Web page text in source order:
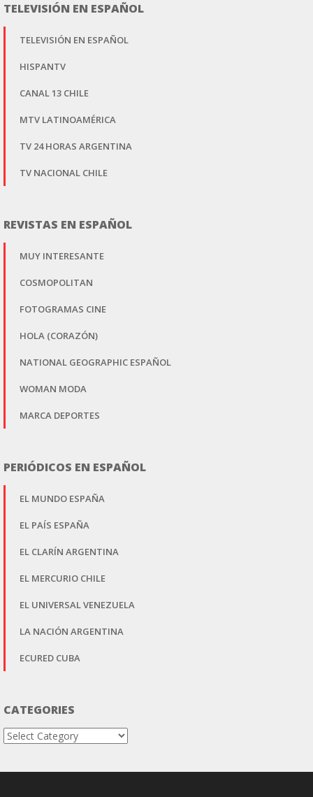
TELEVISIÓN EN ESPAÑOL
TELEVISIÓN EN ESPAÑOL
HISPANTV
CANAL 13 CHILE
MTV LATINOAMÉRICA
TV 24 HORAS ARGENTINA
TV NACIONAL CHILE
REVISTAS EN ESPAÑOL
MUY INTERESANTE
COSMOPOLITAN
FOTOGRAMAS CINE
HOLA (CORAZÓN)
NATIONAL GEOGRAPHIC ESPAÑOL
WOMAN MODA
MARCA DEPORTES
PERIÓDICOS EN ESPAÑOL
EL MUNDO ESPAÑA
EL PAÍS ESPAÑA
EL CLARÍN ARGENTINA
EL MERCURIO CHILE
EL UNIVERSAL VENEZUELA
LA NACIÓN ARGENTINA
ECURED CUBA
CATEGORIES
Categories